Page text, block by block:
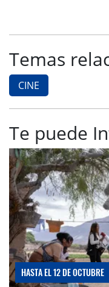
Temas
CINE
Te puede
HASTA EL 12 DE OCTUBRE